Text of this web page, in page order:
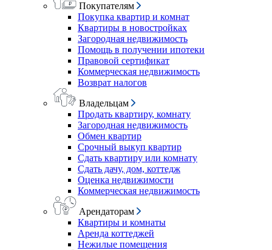
Покупателям
Покупка квартир и комнат
Квартиры в новостройках
Загородная недвижимость
Помощь в получении ипотеки
Правовой сертификат
Коммерческая недвижимость
Возврат налогов
Владельцам
Продать квартиру, комнату
Загородная недвижимость
Обмен квартир
Срочный выкуп квартир
Сдать квартиру или комнату
Сдать дачу, дом, коттедж
Оценка недвижимости
Коммерческая недвижимость
Арендаторам
Квартиры и комнаты
Аренда коттеджей
Нежилые помещения